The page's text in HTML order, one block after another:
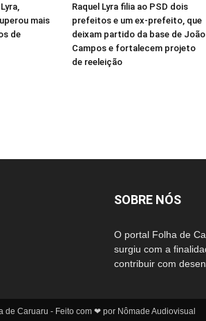
mais
de
Raquel Lyra filia ao PSD dois
prefeitos e um ex-prefeito, que
deixam partido da base de João
Campos e fortalecem projeto
de reeleição
SOBRE NÓS
O portal Folha de
surgiu com a
contribuir com
de Caruaru - Feito com ❤ por Nômade Audiovisual